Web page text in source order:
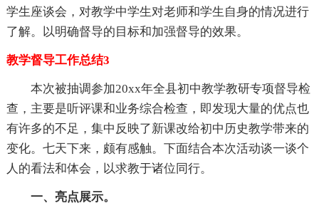
学生座谈会，对教学中学生对老师和学生自身的情况进行
了解。以明确督导的目标和加强督导的效果。
教学督导工作总结3
本次被抽调参加20xx年全县初中教学教研专项督导检
查，主要是听评课和业务综合检查，即发现大量的优点也
有许多的不足，集中反映了新课改给初中历史教学带来的
变化。七天下来，颇有感触。下面结合本次活动谈一谈个
人的看法和体会，以求教于诸位同行。
一、亮点展示。